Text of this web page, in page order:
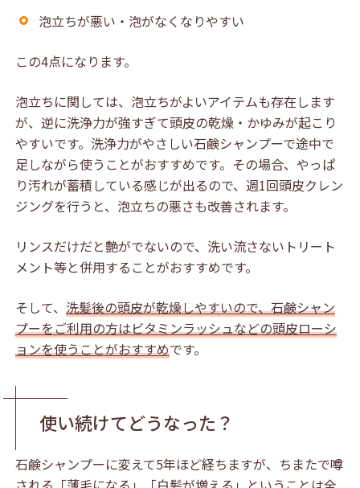
泡立ちが悪い・泡がなくなりやすい
この4点になります。
泡立ちに関しては、泡立ちがよいアイテムも存在します
が、逆に洗浄力が強すぎて頭皮の乾燥・かゆみが起こり
やすいです。洗浄力がやさしい石鹸シャンプーで途中で
足しながら使うことがおすすめです。その場合、やっぱ
り汚れが蓄積している感じが出るので、週1回頭皮クレン
ジングを行うと、泡立ちの悪さも改善されます。
リンスだけだと艶がでないので、洗い流さないトリート
メント等と併用することがおすすめです。
そして、 洗髪後の頭皮が乾燥しやすいので、石鹸シャン
プーをご利用の方はビタミンラッシュなどの頭皮ローシ
ョンを使うことがおすすめです。
使い続けてどうなった？
石鹸シャンプーに変えて5年ほど経ちますが、ちまたで噂